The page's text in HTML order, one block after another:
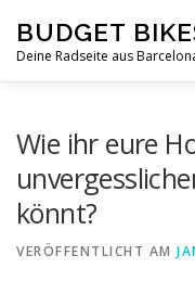
Inhalt
springen
BUDGET
Deine Radseite aus
Wie ihr eure
könnt?
VERÖFFENTLICHT AM